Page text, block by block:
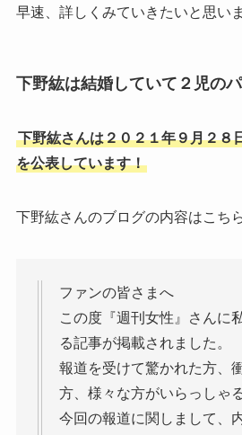
早速、詳しくみていきたいと思い
下野紘は結婚していて２児の
下野紘さんは２０２１年９月２８
を公表しています！
下野紘さんのブログの内容はこち
ファンの皆さまへ
この度『週刊女性』さんに
る記事が掲載されました。
報道を受けて驚かれた方、
方、様々な方がいらっしゃ
今回の報道に関しまして、